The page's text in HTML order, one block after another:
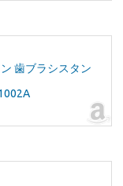
歯ブラシスタン